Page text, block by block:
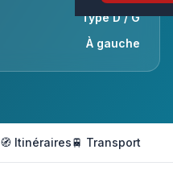
Type D / G
À gauche
🧭 Itinéraires🚆 Transport